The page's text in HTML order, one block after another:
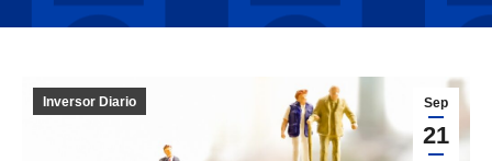
Estás aquí:
Sep
21
Inversor Diario